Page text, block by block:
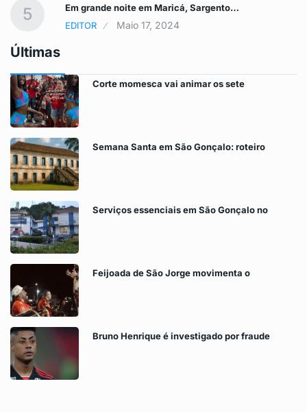
5
Em grande noite em Maricá, Sargento…
EDITOR
Maio 17, 2024
Últimas
Corte momesca vai animar os sete
Semana Santa em São Gonçalo: roteiro
Serviços essenciais em São Gonçalo no
Feijoada de São Jorge movimenta o
Bruno Henrique é investigado por fraude